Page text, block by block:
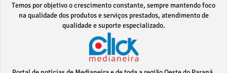
Temos por objetivo o crescimento constante, sempre mantendo foco
na qualidade dos produtos e serviços prestados, atendimento de
qualidade e suporte especializado.